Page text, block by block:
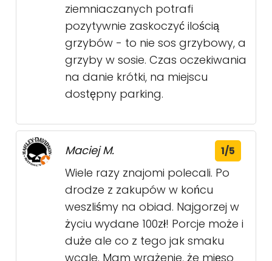
ziemniaczanych potrafi
pozytywnie zaskoczyć ilością
grzybów - to nie sos grzybowy, a
grzyby w sosie. Czas oczekiwania
na danie krótki, na miejscu
dostępny parking.
Maciej M. 1/5
Wiele razy znajomi polecali. Po
drodze z zakupów w końcu
weszliśmy na obiad. Najgorzej w
życiu wydane 100zł! Porcje może i
duże ale co z tego jak smaku
wcale. Mam wrażenie, że mięso